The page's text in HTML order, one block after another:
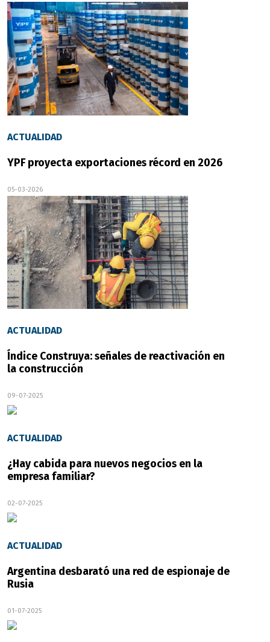
ACTUALIDAD
YPF proyecta exportaciones récord en 2026
05-03-2026
ACTUALIDAD
Índice Construya: señales de reactivación en
la construcción
09-07-2025
ACTUALIDAD
¿Hay cabida para nuevos negocios en la
empresa familiar?
02-07-2025
ACTUALIDAD
Argentina desbarató una red de espionaje de
Rusia
01-07-2025